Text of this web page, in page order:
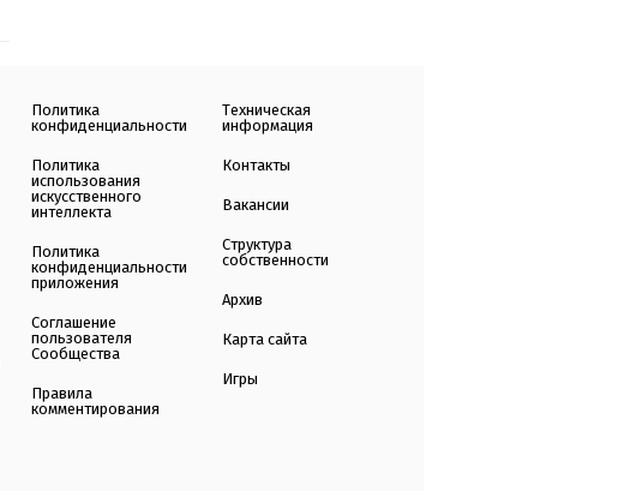
Политика
конфиденциальности
Политика
использования
искусственного
интеллекта
Политика
конфиденциальности
приложения
Соглашение
пользователя
Сообщества
Правила
комментирования
Техническая
информация
Контакты
Вакансии
Структура
собственности
Архив
Карта сайта
Игры